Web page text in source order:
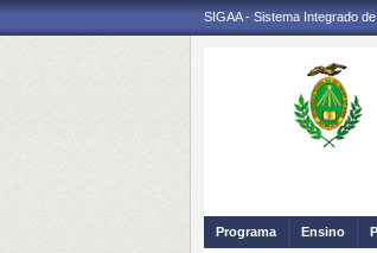
SIGAA - Sistema Integrado
Programa Ensino